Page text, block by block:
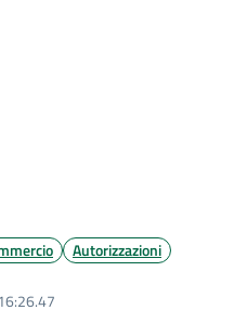
Autorizzazioni